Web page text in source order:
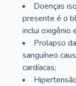
Doenças
presente é o
inclui oxigênio
Prolapso
sanguíneo
cardíacas;